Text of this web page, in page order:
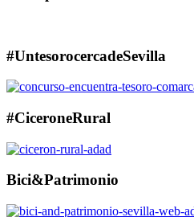
#UntesorocercadeSevilla
#CiceroneRural
Bici&Patrimonio